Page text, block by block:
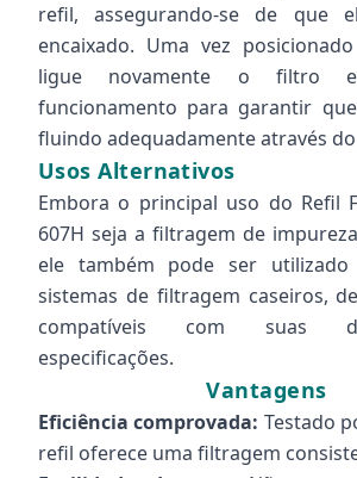
refil, assegurando-se de que
encaixado. Uma vez
ligue novamente o filtro
funcionamento para garantir
fluindo adequadamente através
Usos Alternativos
Embora o principal uso do Refil
607H seja a filtragem de
ele também pode ser utilizado
sistemas de filtragem caseiros,
compatíveis com suas
especificações.
Vantagens
Eficiência comprovada: Testado
refil oferece uma filtragem